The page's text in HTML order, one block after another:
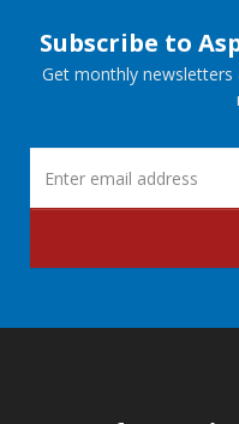
Subscribe to
Get monthly